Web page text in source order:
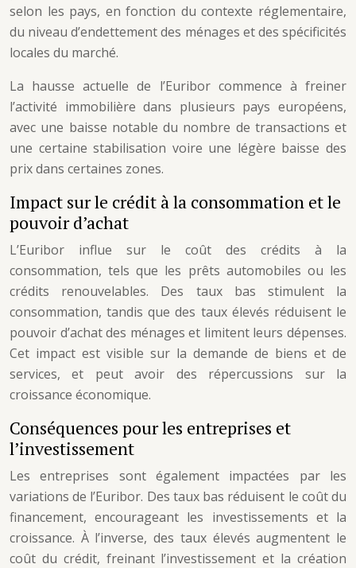
selon les pays, en fonction du contexte réglementaire,
du niveau d’endettement des ménages et des spécificités
locales du marché.
La hausse actuelle de l’Euribor commence à freiner
l’activité immobilière dans plusieurs pays européens,
avec une baisse notable du nombre de transactions et
une certaine stabilisation voire une légère baisse des
prix dans certaines zones.
Impact sur le crédit à la consommation et le
pouvoir d’achat
L’Euribor influe sur le coût des crédits à la
consommation, tels que les prêts automobiles ou les
crédits renouvelables. Des taux bas stimulent la
consommation, tandis que des taux élevés réduisent le
pouvoir d’achat des ménages et limitent leurs dépenses.
Cet impact est visible sur la demande de biens et de
services, et peut avoir des répercussions sur la
croissance économique.
Conséquences pour les entreprises et
l’investissement
Les entreprises sont également impactées par les
variations de l’Euribor. Des taux bas réduisent le coût du
financement, encourageant les investissements et la
croissance. À l’inverse, des taux élevés augmentent le
coût du crédit, freinant l’investissement et la création